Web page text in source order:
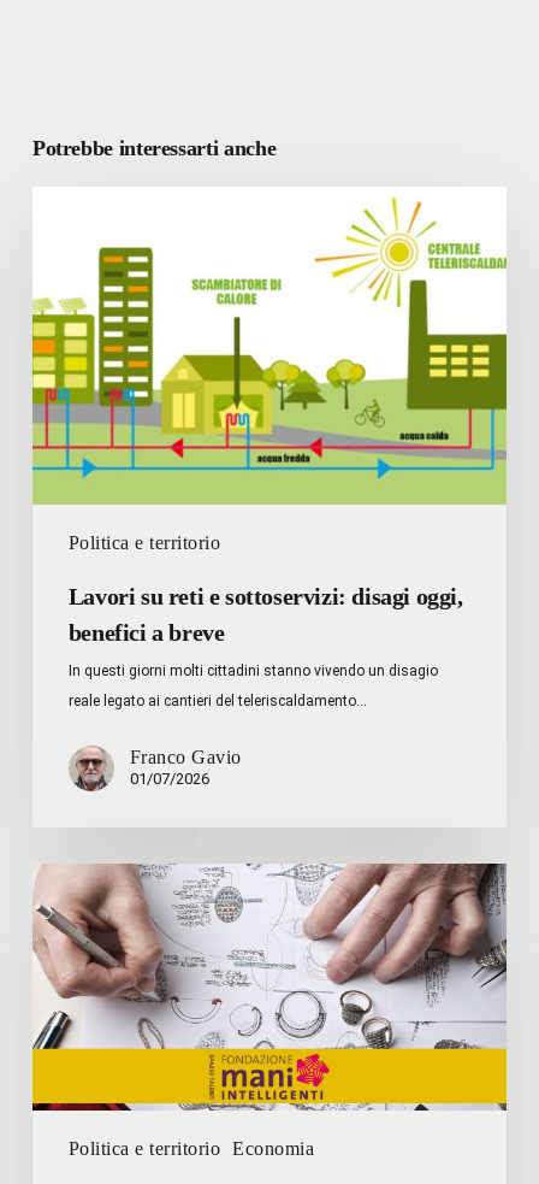
Potrebbe interessarti anche
Politica e territorio
sottoservizi:
disagi
oggi,
benefici
a
breve
Lavori su reti e sottoservizi: disagi oggi,
benefici a breve
In questi giorni molti cittadini stanno vivendo un disagio
reale legato ai cantieri del teleriscaldamento…
Franco Gavio
01/07/2026
Politica e territorio Economia
FONDAZIONE
MANI
INTELLIGENTI